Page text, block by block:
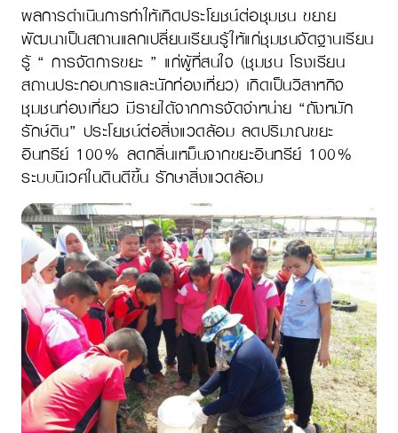
ผลการดำเนินการทำให้เกิดประโยชน์ต่อชุมชน ขยาย
พัฒนาเป็นสถานแลกเปลี่ยนเรียนรู้ให้แก่ชุมชนจัดฐานเรียน
รู้ “ การจัดการขยะ ” แก่ผู้ที่สนใจ (ชุมชน โรงเรียน
สถานประกอบการและนักท่องเที่ยว) เกิดเป็นวิสาหกิจ
ชุมชนท่องเที่ยว มีรายได้จากการจัดจำหน่าย “ถังหมัก
รักษ์ดิน” ประโยชน์ต่อสิ่งแวดล้อม ลดปริมาณขยะ
อินทรีย์ 100% ลดกลิ่นเหม็นจากขยะอินทรีย์ 100%
ระบบนิเวศในดินดีขึ้น รักษาสิ่งแวดล้อม